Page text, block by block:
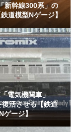
新幹線300系」の
道模型Nゲージ】
電気機関車」
復活させる【鉄道
ゲージ】